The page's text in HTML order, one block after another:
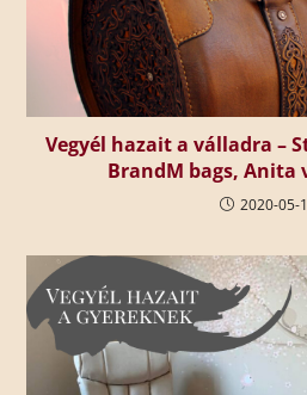
Vegyél hazait a válladra –
BrandM bags, Anita
2020-05-